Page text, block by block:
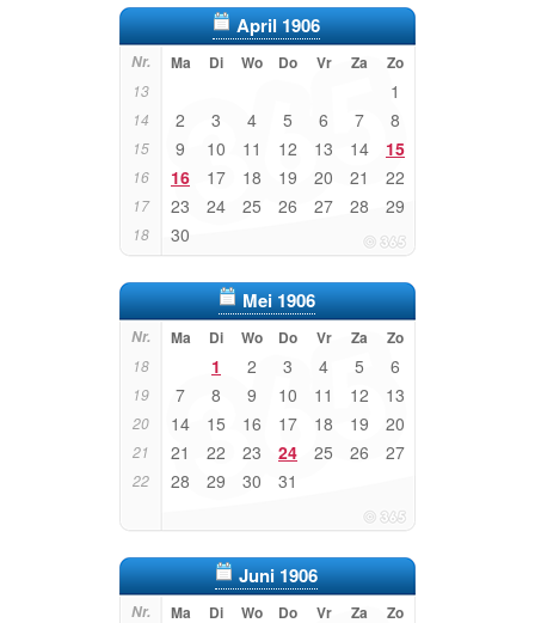
April 1906
Nr. Ma Di Wo Do Vr Za Zo
13 1
14 2 3 4 5 6 7 8
15 9 10 11 12 13 14 15
16 16 17 18 19 20 21 22
17 23 24 25 26 27 28 29
18 30
Mei 1906
Nr. Ma Di Wo Do Vr Za Zo
18 1 2 3 4 5 6
19 7 8 9 10 11 12 13
20 14 15 16 17 18 19 20
21 21 22 23 24 25 26 27
22 28 29 30 31
Juni 1906
Nr. Ma Di Wo Do Vr Za Zo